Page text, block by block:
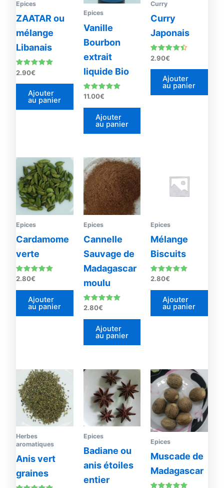
Epices
ZAATAR ou
mélange
Libanais
Note
4.90
sur 5
2.90€
Ajouter
au panier
Epices
Vanille
Bourbon
extrait
liquide Bio
Note
sur 5
11.00€
Ajouter
au panier
Curry
Curry
Japonais
Note
4.25
sur 5
2.90€
Ajouter
au panier
Epices
Cardamome
verte
Note
sur 5
2.80€
Ajouter
au panier
Epices
Cannelle
Sauvage de
Madagascar
moulu
Note
sur 5
2.80€
Ajouter
au panier
Epices
Mélange
Biscuits
Note
sur 5
2.80€
Ajouter
au panier
Herbes
aromatiques
Anis vert
graines
Epices
Badiane ou
anis étoiles
entier
Plage
prix :
2.80€
21.00€
produit
plusieurs
variations.
Les
options
peuvent
être
choisies
Epices
Muscade de
Madagascar
de
prix :
1.20€
à
a
Les